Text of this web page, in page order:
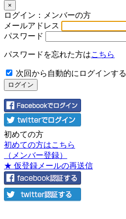
×
ログイン：メンバーの方
メールアドレス
パスワード
パスワードを忘れた方はこちら
次回から自動的にログインする
初めての方
初めての方はこちら
（メンバー登録）
★ 仮登録メールの再送信